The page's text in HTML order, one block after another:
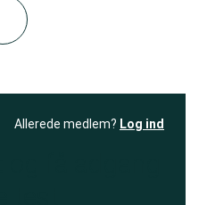
Allerede medlem? Log ind